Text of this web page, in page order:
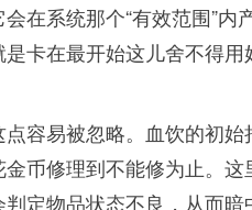
在系统那个“有效范围”
卡在最开始这儿舍不得
容易被忽略。血饮的初
币修理到不能修为止。
定物品状态不良，从而